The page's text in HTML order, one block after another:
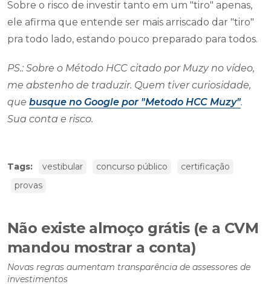
Sobre o risco de investir tanto em um "tiro" apenas,
ele afirma que entende ser mais arriscado dar "tiro"
pra todo lado, estando pouco preparado para todos.
PS.: Sobre o Método HCC citado por Muzy no vídeo,
me abstenho de traduzir. Quem tiver curiosidade,
que busque no Google por "Metodo HCC Muzy".
Sua conta e risco.
Tags: vestibular concurso público
certificação
provas
Não existe almoço grátis (e a CVM
mandou mostrar a conta)
Novas regras aumentam transparência de assessores de
investimentos